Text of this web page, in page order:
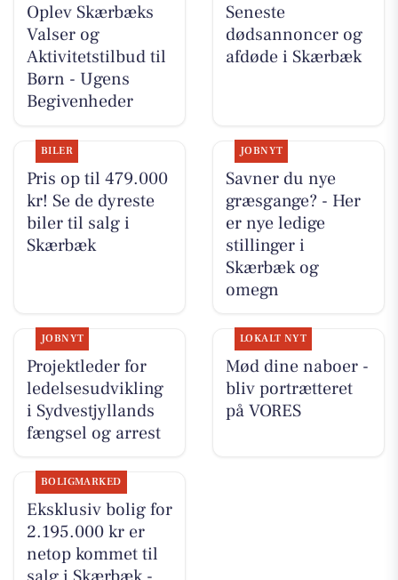
Oplev Skærbæks
Valser og
Aktivitetstilbud til
Børn - Ugens
Begivenheder
Seneste
dødsannoncer og
afdøde i Skærbæk
BILER
Pris op til 479.000
kr! Se de dyreste
biler til salg i
Skærbæk
JOBNYT
Savner du nye
græsgange? - Her
er nye ledige
stillinger i
Skærbæk og
omegn
JOBNYT
Projektleder for
ledelsesudvikling
i Sydvestjyllands
fængsel og arrest
LOKALT NYT
Mød dine naboer -
bliv portrætteret
på VORES
BOLIGMARKED
Eksklusiv bolig for
2.195.000 kr er
netop kommet til